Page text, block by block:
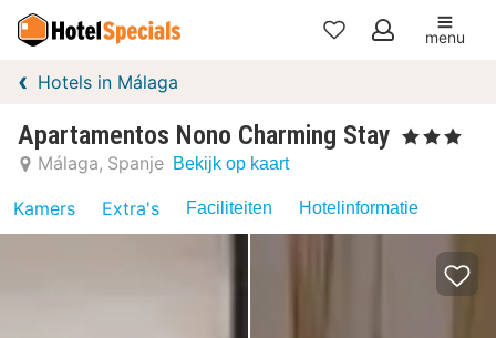
Mijn
menu
Hotels in Málaga
Apartamentos Nono Charming Stay , 3 Sterren
Málaga Spanje Bekijk op kaart
Kamers Extra's Faciliteiten Hotelinformatie